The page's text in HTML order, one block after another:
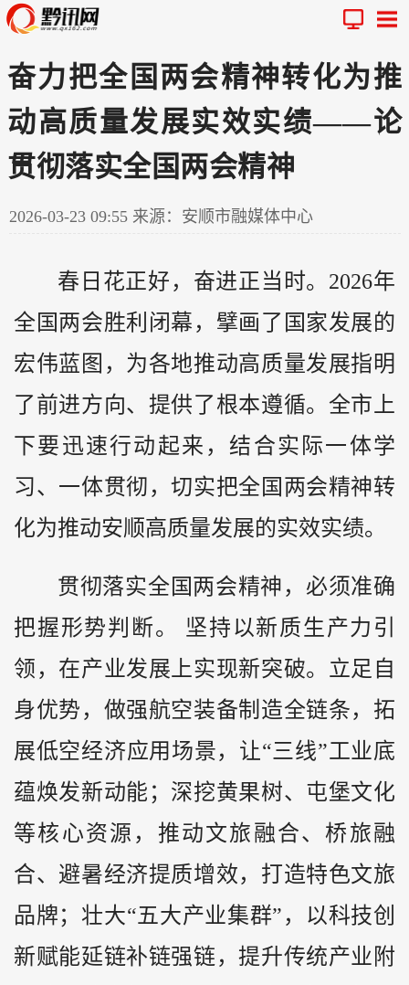
奋力把全国两会精神转化为推
动高质量发展实效实绩——论
贯彻落实全国两会精神
2026-03-23 09:55 来源：安顺市融媒体中心
春日花正好，奋进正当时。2026年
全国两会胜利闭幕，擘画了国家发展的
宏伟蓝图，为各地推动高质量发展指明
了前进方向、提供了根本遵循。全市上
下要迅速行动起来，结合实际一体学
习、一体贯彻，切实把全国两会精神转
化为推动安顺高质量发展的实效实绩。
贯彻落实全国两会精神，必须准确
把握形势判断。 坚持以新质生产力引
领，在产业发展上实现新突破。立足自
身优势，做强航空装备制造全链条，拓
展低空经济应用场景，让“三线”工业底
蕴焕发新动能；深挖黄果树、屯堡文化
等核心资源，推动文旅融合、桥旅融
合、避暑经济提质增效，打造特色文旅
品牌；壮大“五大产业集群”，以科技创
新赋能延链补链强链，提升传统产业附